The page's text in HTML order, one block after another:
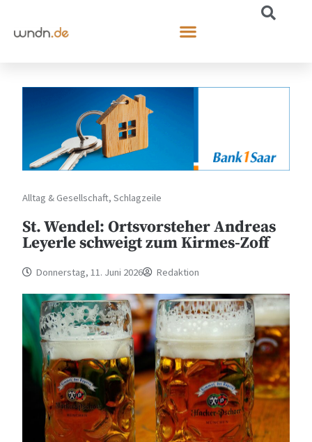
Alltag & Gesellschaft,Schlagzeile
St. Wendel: Ortsvorsteher Andreas
Leyerle schweigt zum Kirmes-Zoff
Donnerstag, 11. Juni 2026 Redaktion